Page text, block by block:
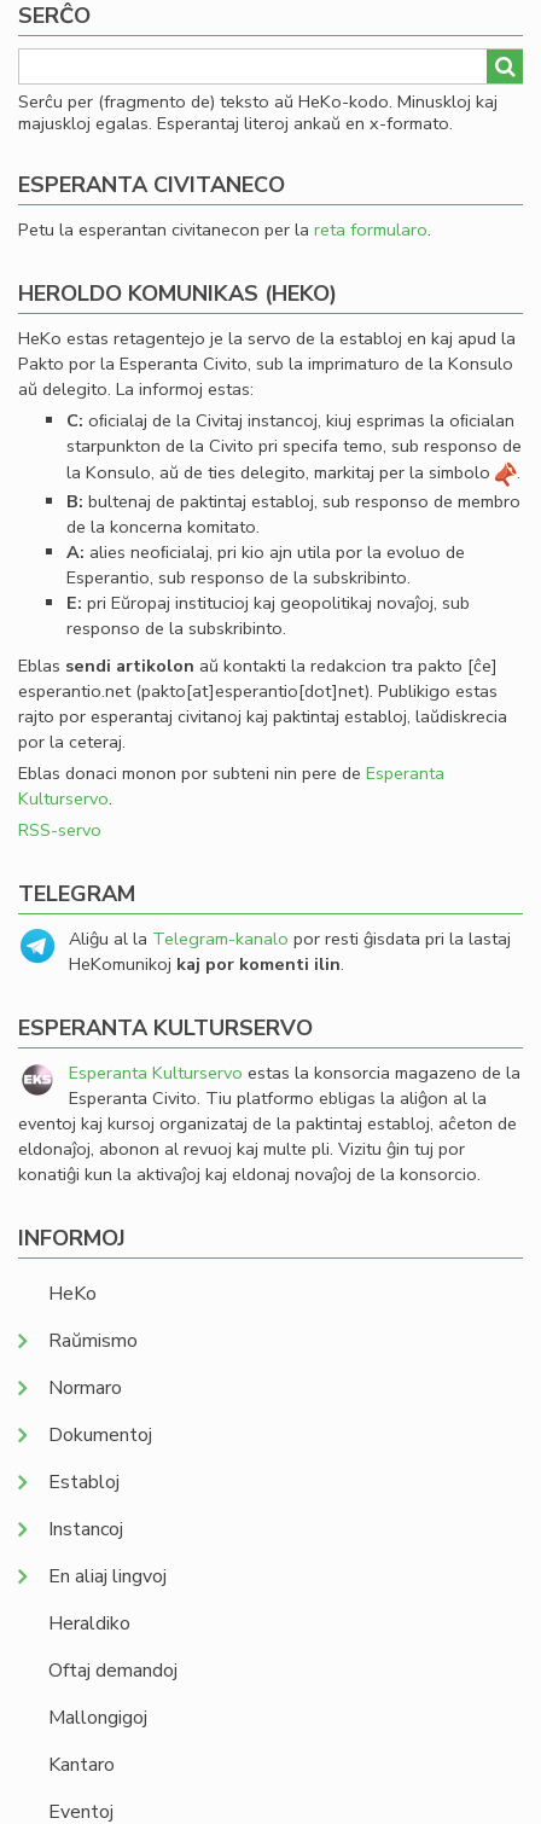
SERĈO
Serĉu per (fragmento de) teksto aŭ HeKo-kodo. Minuskloj kaj
majuskloj egalas. Esperantaj literoj ankaŭ en x-formato.
ESPERANTA CIVITANECO
Petu la esperantan civitanecon per la reta formularo.
HEROLDO KOMUNIKAS (HEKO)
HeKo estas retagentejo je la servo de la establoj en kaj apud la
Pakto por la Esperanta Civito, sub la imprimaturo de la Konsulo
aŭ delegito. La informoj estas:
C: oﬁcialaj de la Civitaj instancoj, kiuj esprimas la oﬁcialan
starpunkton de la Civito pri specifa temo, sub responso de
la Konsulo, aŭ de ties delegito, markitaj per la simbolo
.
B: bultenaj de paktintaj establoj, sub responso de membro
de la koncerna komitato.
A: alies neoﬁcialaj, pri kio ajn utila por la evoluo de
Esperantio, sub responso de la subskribinto.
E: pri Eŭropaj institucioj kaj geopolitikaj novaĵoj, sub
responso de la subskribinto.
Eblas sendi artikolon aŭ kontakti la redakcion tra pakto [ĉe]
esperantio.net(pakto[at]esperantio[dot]net). Publikigo estas
rajto por esperantaj civitanoj kaj paktintaj establoj, laŭdiskrecia
por la ceteraj.
Eblas donaci monon por subteni nin pere de Esperanta
Kulturservo.
RSS-servo
TELEGRAM
Aliĝu al la Telegram-kanalo por resti ĝisdata pri la lastaj
HeKomunikoj kaj por komenti ilin.
ESPERANTA KULTURSERVO
Esperanta Kulturservo estas la konsorcia magazeno de la
Esperanta Civito. Tiu platformo ebligas la aliĝon al la
eventoj kaj kursoj organizataj de la paktintaj establoj, aĉeton de
eldonaĵoj, abonon al revuoj kaj multe pli. Vizitu ĝin tuj por
konatiĝi kun la aktivaĵoj kaj eldonaj novaĵoj de la konsorcio.
INFORMOJ
HeKo
Raŭmismo
Normaro
Dokumentoj
Establoj
Instancoj
En aliaj lingvoj
Heraldiko
Oftaj demandoj
Mallongigoj
Kantaro
Eventoj